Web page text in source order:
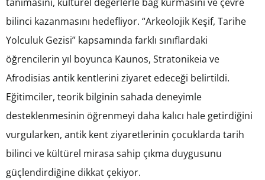
bilinci kazanmasını hedefliyor. “Arkeolojik Keşif, Tarihe
Yolculuk Gezisi” kapsamında farklı sınıflardaki
öğrencilerin yıl boyunca Kaunos, Stratonikeia ve
Afrodisias antik kentlerini ziyaret edeceği belirtildi.
Eğitimciler, teorik bilginin sahada deneyimle
desteklenmesinin öğrenmeyi daha kalıcı hale getirdiğini
vurgularken, antik kent ziyaretlerinin çocuklarda tarih
bilinci ve kültürel mirasa sahip çıkma duygusunu
güçlendirdiğine dikkat çekiyor.